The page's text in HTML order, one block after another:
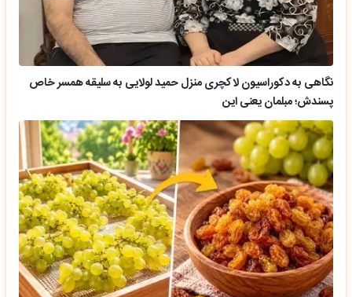
نگاهی به دکوراسیون لاکچری منزل حمید لولایی به سلیقه همسر خاص
پسندش؛ مبلمان یعنی این